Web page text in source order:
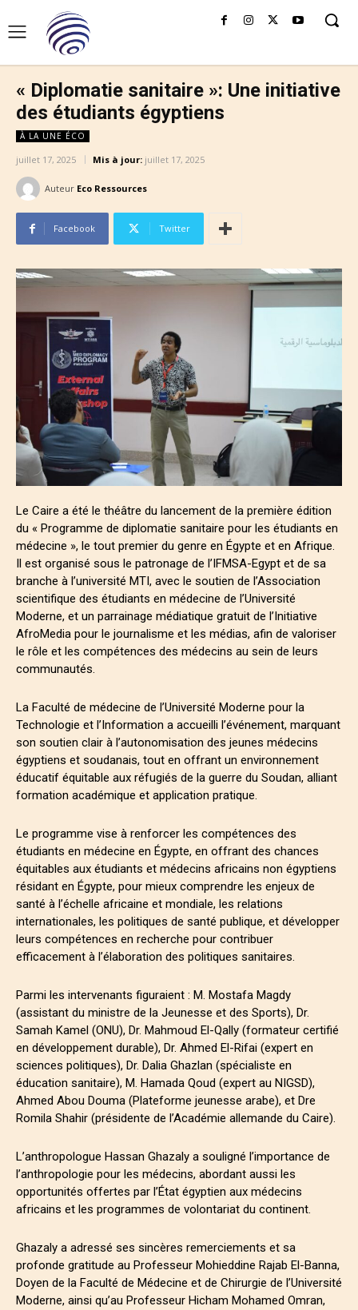
« Diplomatie sanitaire »: Une initiative
des étudiants égyptiens
À LA UNE ÉCO
juillet 17, 2025 Mis à jour: juillet 17, 2025
Auteur Eco Ressources
Facebook Twitter
Le Caire a été le théâtre du lancement de la première édition
du « Programme de diplomatie sanitaire pour les étudiants en
médecine », le tout premier du genre en Égypte et en Afrique.
Il est organisé sous le patronage de l’IFMSA-Egypt et de sa
branche à l’université MTI, avec le soutien de l’Association
scientifique des étudiants en médecine de l’Université
Moderne, et un parrainage médiatique gratuit de l’Initiative
AfroMedia pour le journalisme et les médias, afin de valoriser
le rôle et les compétences des médecins au sein de leurs
communautés.
La Faculté de médecine de l’Université Moderne pour la
Technologie et l’Information a accueilli l’événement, marquant
son soutien clair à l’autonomisation des jeunes médecins
égyptiens et soudanais, tout en offrant un environnement
éducatif équitable aux réfugiés de la guerre du Soudan, alliant
formation académique et application pratique.
Le programme vise à renforcer les compétences des
étudiants en médecine en Égypte, en offrant des chances
équitables aux étudiants et médecins africains non égyptiens
résidant en Égypte, pour mieux comprendre les enjeux de
santé à l’échelle africaine et mondiale, les relations
internationales, les politiques de santé publique, et développer
leurs compétences en recherche pour contribuer
efficacement à l’élaboration des politiques sanitaires.
Parmi les intervenants figuraient : M. Mostafa Magdy
(assistant du ministre de la Jeunesse et des Sports), Dr.
Samah Kamel (ONU), Dr. Mahmoud El-Qally (formateur certifié
en développement durable), Dr. Ahmed El-Rifai (expert en
sciences politiques), Dr. Dalia Ghazlan (spécialiste en
éducation sanitaire), M. Hamada Qoud (expert au NIGSD),
Ahmed Abou Douma (Plateforme jeunesse arabe), et Dre
Romila Shahir (présidente de l’Académie allemande du Caire).
L’anthropologue Hassan Ghazaly a souligné l’importance de
l’anthropologie pour les médecins, abordant aussi les
opportunités offertes par l’État égyptien aux médecins
africains et les programmes de volontariat du continent.
Ghazaly a adressé ses sincères remerciements et sa
profonde gratitude au Professeur Mohieddine Rajab El-Banna,
Doyen de la Faculté de Médecine et de Chirurgie de l’Université
Moderne, ainsi qu’au Professeur Hicham Mohamed Omran,